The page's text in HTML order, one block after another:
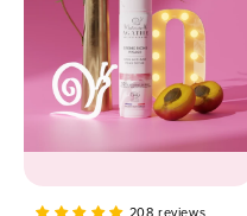
208 reviews